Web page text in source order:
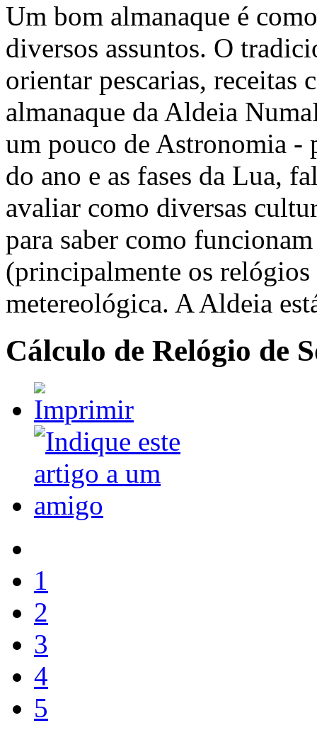
Um bom almanaque é
diversos assuntos. O
orientar pescarias, receitas
almanaque da Aldeia
um pouco de Astronomia -
do ano e as fases da Lua,
avaliar como diversas
para saber como
(principalmente os relógios
metereológica. A Aldeia
Cálculo de Relógio de
1
2
3
4
5